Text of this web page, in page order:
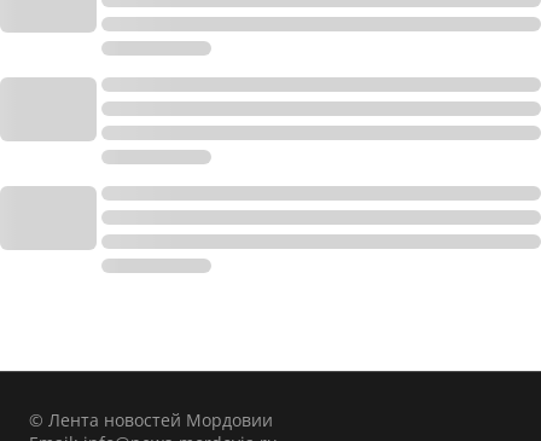
© Лента новостей Мордовии